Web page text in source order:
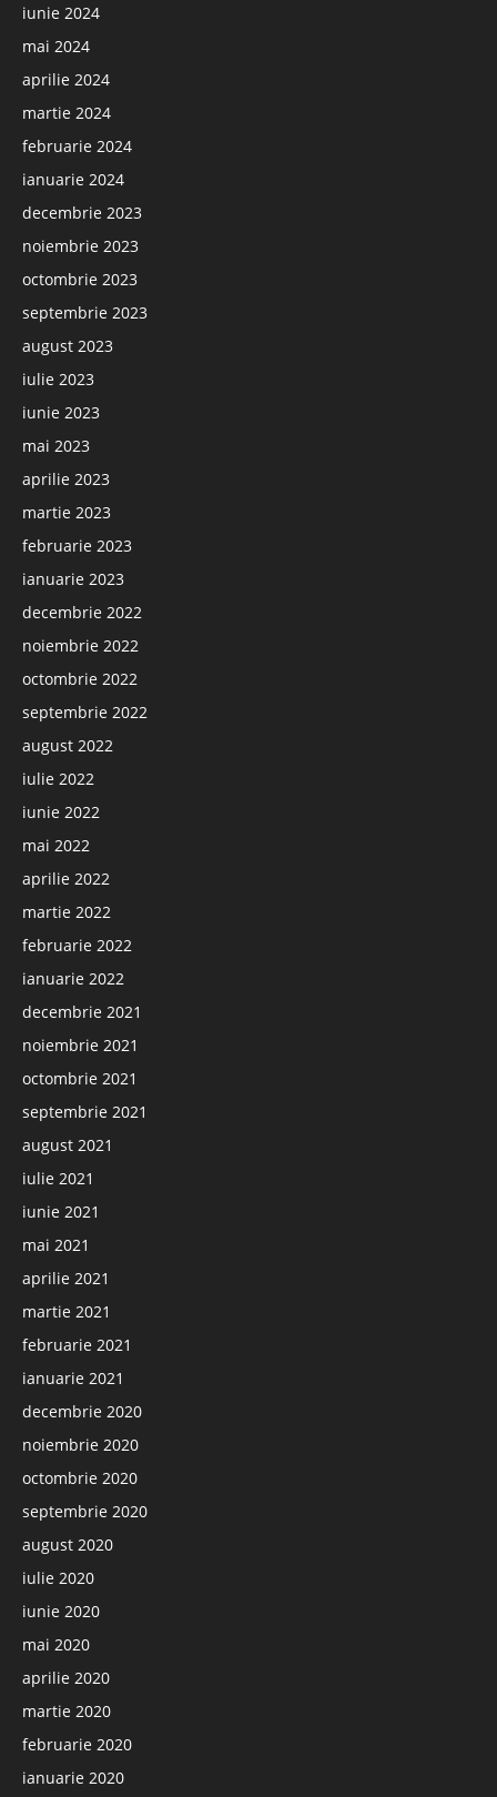
iunie 2024
mai 2024
aprilie 2024
martie 2024
februarie 2024
ianuarie 2024
decembrie 2023
noiembrie 2023
octombrie 2023
septembrie 2023
august 2023
iulie 2023
iunie 2023
mai 2023
aprilie 2023
martie 2023
februarie 2023
ianuarie 2023
decembrie 2022
noiembrie 2022
octombrie 2022
septembrie 2022
august 2022
iulie 2022
iunie 2022
mai 2022
aprilie 2022
martie 2022
februarie 2022
ianuarie 2022
decembrie 2021
noiembrie 2021
octombrie 2021
septembrie 2021
august 2021
iulie 2021
iunie 2021
mai 2021
aprilie 2021
martie 2021
februarie 2021
ianuarie 2021
decembrie 2020
noiembrie 2020
octombrie 2020
septembrie 2020
august 2020
iulie 2020
iunie 2020
mai 2020
aprilie 2020
martie 2020
februarie 2020
ianuarie 2020